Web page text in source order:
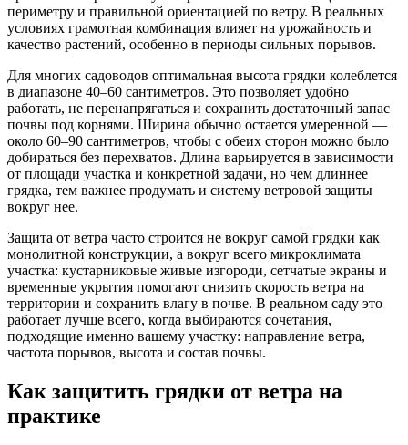
периметру и правильной ориентацией по ветру. В реальных
условиях грамотная комбинация влияет на урожайность и
качество растений, особенно в периоды сильных порывов.
Для многих садоводов оптимальная высота грядки колеблется
в диапазоне 40–60 сантиметров. Это позволяет удобно
работать, не перенапрягаться и сохранить достаточный запас
почвы под корнями. Ширина обычно остается умеренной —
около 60–90 сантиметров, чтобы с обеих сторон можно было
добираться без перехватов. Длина варьируется в зависимости
от площади участка и конкретной задачи, но чем длиннее
грядка, тем важнее продумать и систему ветровой защиты
вокруг нее.
Защита от ветра часто строится не вокруг самой грядки как
монолитной конструкции, а вокруг всего микроклимата
участка: кустарниковые живые изгороди, сетчатые экраны и
временные укрытия помогают снизить скорость ветра на
территории и сохранить влагу в почве. В реальном саду это
работает лучше всего, когда выбираются сочетания,
подходящие именно вашему участку: направление ветра,
частота порывов, высота и состав почвы.
Как защитить грядки от ветра на
практике